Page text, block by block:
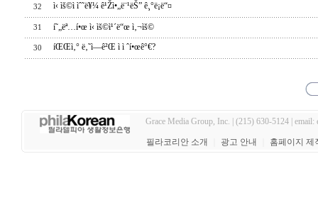
32 ì‹ ìš©ì ìˆ˜ë¥¼ ê¹Žì•„ë¨¹ëŠ” ê¸°ë¡ë“¤
31 í˜„ëª…í•œ ì‹ ìš©ì¹´ë“œ ì‚¬ìš©
30 íŒŒì‚° ë‚˜ì—ê²Œ ì ì ˆí•œê°€?
Grace Media Group, Inc. | (215) 630-5124 | email:
필라코리안 소개 광고 안내 홈페이지 제